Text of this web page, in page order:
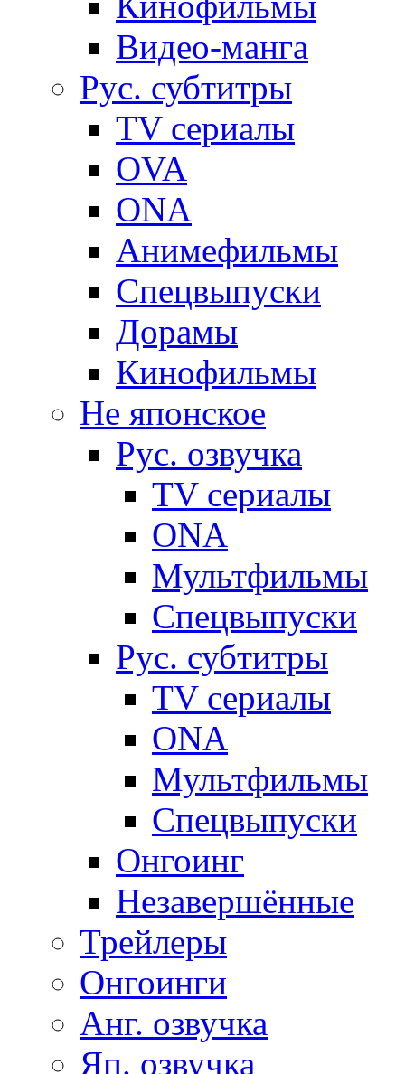
Видео-манга
Рус. субтитры
TV сериалы
OVA
ONA
Анимефильмы
Спецвыпуски
Дорамы
Кинофильмы
Не японское
Рус. озвучка
TV сериалы
ONA
Мультфильмы
Спецвыпуски
Рус. субтитры
TV сериалы
ONA
Мультфильмы
Спецвыпуски
Онгоинг
Незавершённые
Трейлеры
Онгоинги
Анг. озвучка
Яп. озвучка